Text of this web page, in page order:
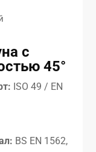
с
45°
ISO 49 / EN
BS EN 1562,